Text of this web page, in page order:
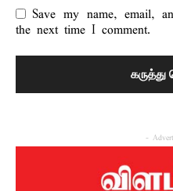
Save my name, email,
the next time I comment.
-